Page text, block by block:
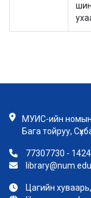
МУИС-ийн номын
Бага тойруу,
77307730 - 1424
Цагийн